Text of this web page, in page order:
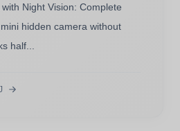
Night Vision: Complete
hidden camera without
half...